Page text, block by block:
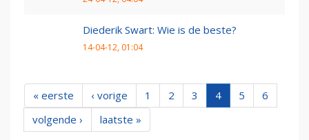
Diederik Swart: Wie is de beste?
14-04-12, 01:04
« eerste ‹ vorige 1 2 3 4 5
6
volgende ›
laatste »